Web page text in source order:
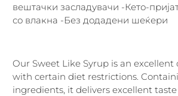
вештачки засладувачи -Кето-
со влакна -Без додадени шеќери
Our Sweet Like Syrup is an excellent
with certain diet restrictions.
ingredients, it delivers excellent